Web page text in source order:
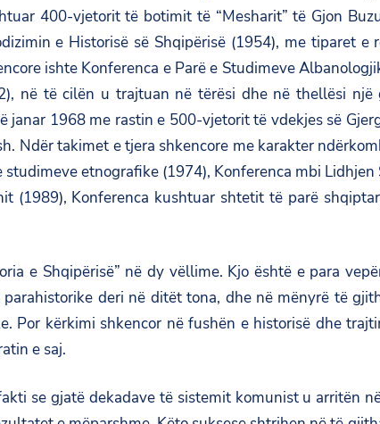
400-vjetorit të botimit të “Mesharit” të Gjon
e Historisë së Shqipërisë (1954), me tiparet e
ishte Konferenca e Parë e Studimeve
në të cilën u trajtuan në tërësi dhe në thellësi
1968 me rastin e 500-vjetorit të vdekjes së
Ndër takimet e tjera shkencore me karakter
etnografike (1974), Konferenca mbi
Konferenca kushtuar shtetit të parë
e Shqipërisë” në dy vëllime. Kjo është e para
deri në ditët tona, dhe në mënyrë të
Por kërkimi shkencor në fushën e historisë dhe
e saj.
se gjatë dekadave të sistemit komunist u arritën